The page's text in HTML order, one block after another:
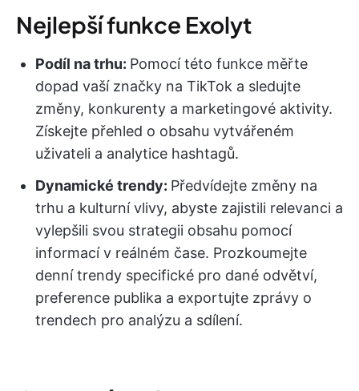
Nejlepší funkce Exolyt
Podíl na trhu: Pomocí této funkce měřte
dopad vaší značky na TikTok a sledujte
změny, konkurenty a marketingové aktivity.
Získejte přehled o obsahu vytvářeném
uživateli a analytice hashtagů.
Dynamické trendy: Předvídejte změny na
trhu a kulturní vlivy, abyste zajistili relevanci a
vylepšili svou strategii obsahu pomocí
informací v reálném čase. Prozkoumejte
denní trendy specifické pro dané odvětví,
preference publika a exportujte zprávy o
trendech pro analýzu a sdílení.